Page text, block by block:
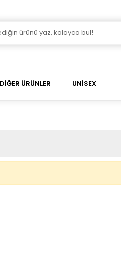
DİĞER ÜRÜNLER UNİSEX